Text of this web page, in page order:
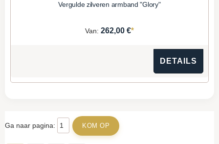
Vergulde zilveren armband "Glory"
Van: 262,00 €*
DETAILS
Ga naar pagina: